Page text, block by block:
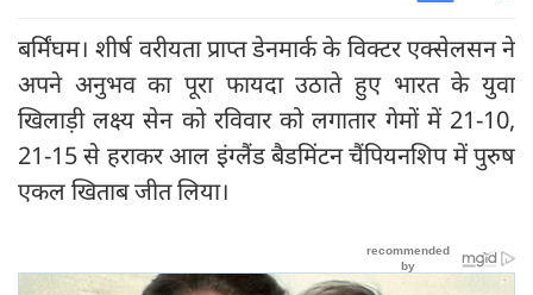
बर्मिंघम। शीर्ष वरीयता प्राप्त डेनमार्क के विक्टर एक्सेलसन ने
अपने अनुभव का पूरा फायदा उठाते हुए भारत के युवा
खिलाड़ी लक्ष्य सेन को रविवार को लगातार गेमों में 21-10,
21-15 से हराकर आल इंग्लैंड बैडमिंटन चैंपियनशिप में पुरुष
एकल खिताब जीत लिया।